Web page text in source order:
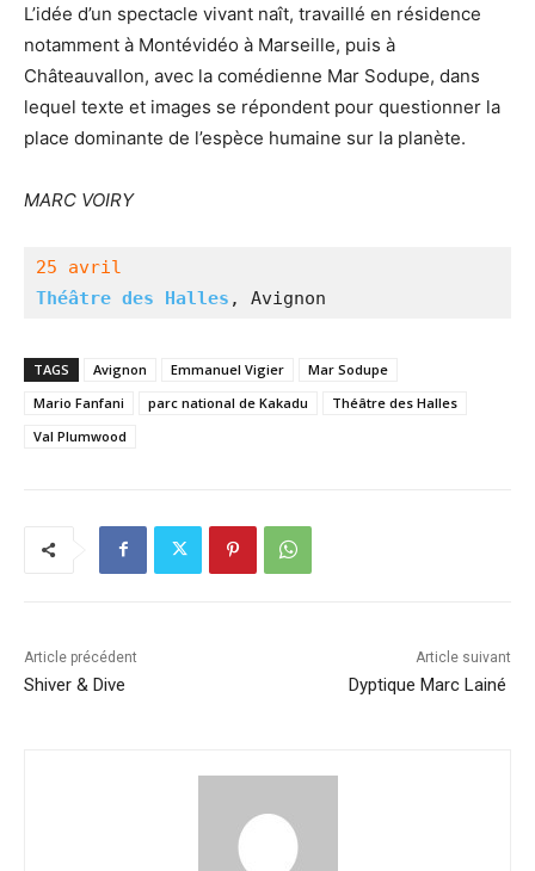
L’idée d’un spectacle vivant naît, travaillé en résidence
notamment à Montévidéo à Marseille, puis à
Châteauvallon, avec la comédienne Mar Sodupe, dans
lequel texte et images se répondent pour questionner la
place dominante de l’espèce humaine sur la planète.
MARC VOIRY
25 avril
Théâtre des Halles , Avignon
TAGS Avignon Emmanuel Vigier
Mar Sodupe
Mario Fanfani
parc national de Kakadu
Théâtre des Halles
Val Plumwood
Article précédent
Shiver & Dive
Article suivant
Dyptique Marc Lainé